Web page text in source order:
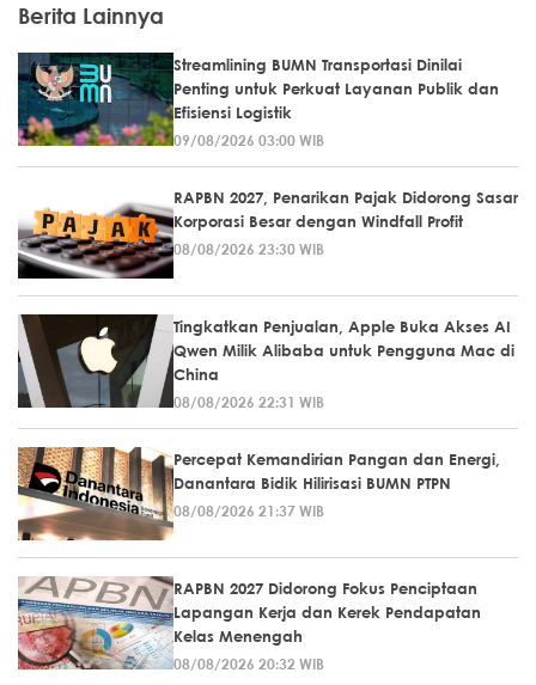
Berita Lainnya
Streamlining BUMN Transportasi Dinilai
Penting untuk Perkuat Layanan Publik dan
Efisiensi Logistik
09/08/2026 03:00 WIB
RAPBN 2027, Penarikan Pajak Didorong Sasar
Korporasi Besar dengan Windfall Profit
08/08/2026 23:30 WIB
Tingkatkan Penjualan, Apple Buka Akses AI
Qwen Milik Alibaba untuk Pengguna Mac di
China
08/08/2026 22:31 WIB
Percepat Kemandirian Pangan dan Energi,
Danantara Bidik Hilirisasi BUMN PTPN
08/08/2026 21:37 WIB
RAPBN 2027 Didorong Fokus Penciptaan
Lapangan Kerja dan Kerek Pendapatan
Kelas Menengah
08/08/2026 20:32 WIB